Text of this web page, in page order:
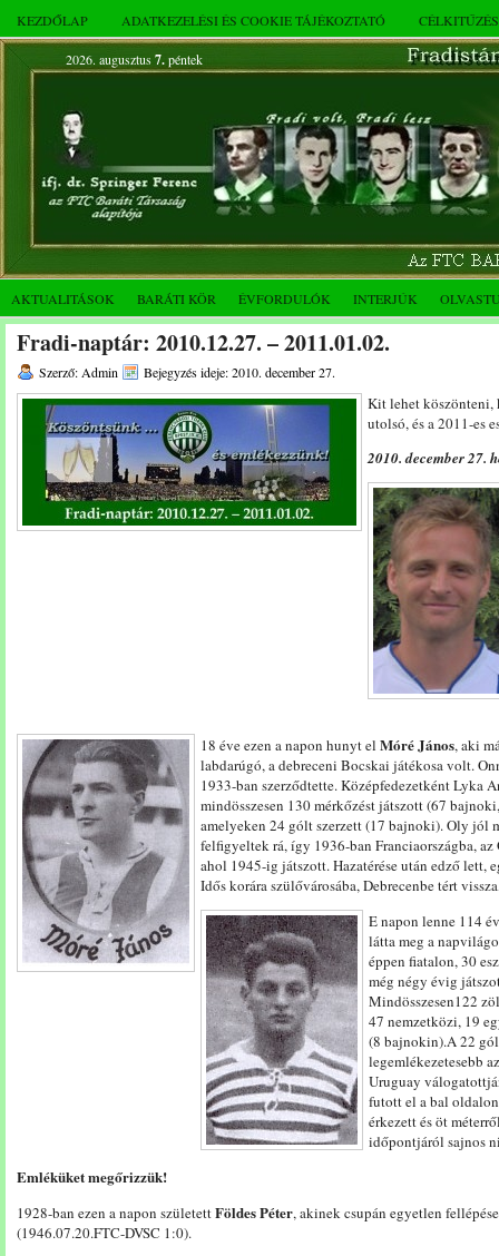
KEZDŐLAP ADATKEZELÉSI ÉS COOKIE TÁJÉKOZTATÓ
2026. augusztus 7.péntek
AKTUALITÁSOK BARÁTI KÖR ÉVFORDULÓK INTERJÚK
Fradi-naptár: 2010.12.27. – 2011.01.02.
Szerző: Admin Bejegyzés ideje: 2010. december 27.
Kit lehet köszönteni,
utolsó, és a 2011-es
2010. december 27.
18 éve ezen a napon hunyt el Móré János, aki
labdarúgó, a debreceni Bocskai játékosa volt.
1933-ban szerződtette. Középfedezetként Lyka
mindösszesen 130 mérkőzést játszott (67
amelyeken 24 gólt szerzett (17 bajnoki). Oly jól
felfigyeltek rá, így 1936-ban Franciaországba,
ahol 1945-ig játszott. Hazatérése után edző lett,
Idős korára szülővárosába, Debrecenbe tért
E napon lenne 114
látta meg a
éppen fiatalon, 30
még négy évig
Mindösszesen122
47 nemzetközi, 19
(8 bajnokin).A 22
legemlékezetesebb
Uruguay
futott el a bal
érkezett és öt
időpontjáról sajnos
Emléküket megőrizzük!
1928-ban ezen a napon születettFöldes Péter, akinek csupán egyetlen
(1946.07.20.FTC-DVSC 1:0).